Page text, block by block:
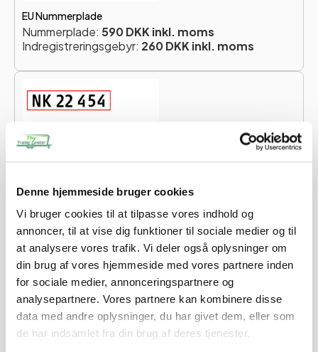
Denne hjemmeside bruger cookies
Vi bruger cookies til at tilpasse vores indhold og
annoncer, til at vise dig funktioner til sociale medier og til
at analysere vores trafik. Vi deler også oplysninger om
din brug af vores hjemmeside med vores partnere inden
for sociale medier, annonceringspartnere og
analysepartnere. Vores partnere kan kombinere disse
data med andre oplysninger, du har givet dem, eller som
de har indsamlet fra din brug af deres tjenester.
EU Nummerplade
Nummerplade: 590 DKK inkl. moms
Indregistreringsgebyr: 260 DKK inkl. moms
Ikke-EU Nummerplade
Nummerplade:
Indregistreringsgebyr:260 DKK inkl. moms
Totalpris for nummerplade:850 DKK
Du skal vælge en nummerplade for at forsætte.
Når du køber en trailer hos os, vil du modtage en e-mail,
hvor vi beder dig om at oplyse navn, adresse og CPR-
nummer. Disse oplysninger er nødvendige for at kunne
indregistrere din trailer korrekt. Du skal blot besvare e-
mailen med de påkrævede oplysninger.